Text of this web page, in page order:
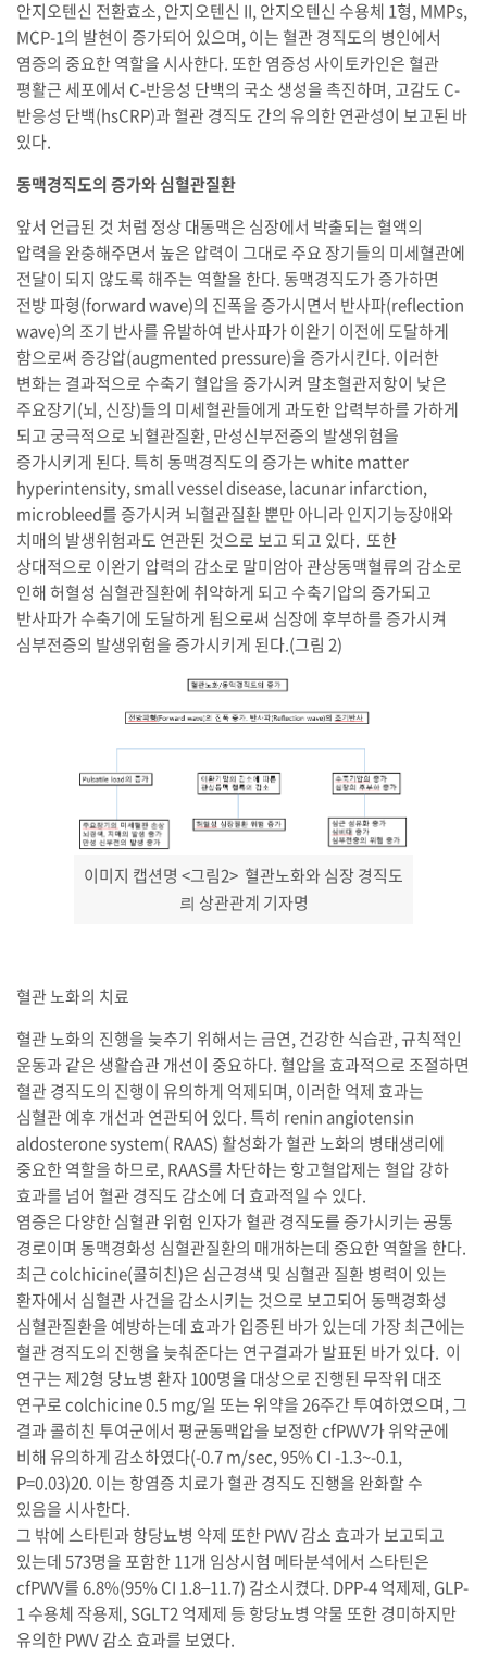
안지오텐신 전환효소, 안지오텐신 II, 안지오텐신 수용체 1형, MMPs,
MCP-1의 발현이 증가되어 있으며, 이는 혈관 경직도의 병인에서
염증의 중요한 역할을 시사한다. 또한 염증성 사이토카인은 혈관
평활근 세포에서 C-반응성 단백의 국소 생성을 촉진하며, 고감도 C-
반응성 단백(hsCRP)과 혈관 경직도 간의 유의한 연관성이 보고된 바
있다.
동맥경직도의 증가와 심혈관질환
앞서 언급된 것 처럼 정상 대동맥은 심장에서 박출되는 혈액의
압력을 완충해주면서 높은 압력이 그대로 주요 장기들의 미세혈관에
전달이 되지 않도록 해주는 역할을 한다. 동맥경직도가 증가하면
전방 파형(forward wave)의 진폭을 증가시면서 반사파(reflection
wave)의 조기 반사를 유발하여 반사파가 이완기 이전에 도달하게
함으로써 증강압(augmented pressure)을 증가시킨다. 이러한
변화는 결과적으로 수축기 혈압을 증가시켜 말초혈관저항이 낮은
주요장기(뇌, 신장)들의 미세혈관들에게 과도한 압력부하를 가하게
되고 궁극적으로 뇌혈관질환, 만성신부전증의 발생위험을
증가시키게 된다. 특히 동맥경직도의 증가는 white matter
hyperintensity, small vessel disease, lacunar infarction,
microbleed를 증가시켜 뇌혈관질환 뿐만 아니라 인지기능장애와
치매의 발생위험과도 연관된 것으로 보고 되고 있다. 또한
상대적으로 이완기 압력의 감소로 말미암아 관상동맥혈류의 감소로
인해 허혈성 심혈관질환에 취약하게 되고 수축기압의 증가되고
반사파가 수축기에 도달하게 됨으로써 심장에 후부하를 증가시켜
심부전증의 발생위험을 증가시키게 된다.(그림 2)
이미지 캡션명 <그림2> 혈관노화와 심장 경직도
릐 상관관계 기자명
혈관 노화의 치료
혈관 노화의 진행을 늦추기 위해서는 금연, 건강한 식습관, 규칙적인
운동과 같은 생활습관 개선이 중요하다. 혈압을 효과적으로 조절하면
혈관 경직도의 진행이 유의하게 억제되며, 이러한 억제 효과는
심혈관 예후 개선과 연관되어 있다. 특히 renin angiotensin
aldosterone system( RAAS) 활성화가 혈관 노화의 병태생리에
중요한 역할을 하므로, RAAS를 차단하는 항고혈압제는 혈압 강하
효과를 넘어 혈관 경직도 감소에 더 효과적일 수 있다.
염증은 다양한 심혈관 위험 인자가 혈관 경직도를 증가시키는 공통
경로이며 동맥경화성 심혈관질환의 매개하는데 중요한 역할을 한다.
최근 colchicine(콜히친)은 심근경색 및 심혈관 질환 병력이 있는
환자에서 심혈관 사건을 감소시키는 것으로 보고되어 동맥경화성
심혈관질환을 예방하는데 효과가 입증된 바가 있는데 가장 최근에는
혈관 경직도의 진행을 늦춰준다는 연구결과가 발표된 바가 있다. 이
연구는 제2형 당뇨병 환자 100명을 대상으로 진행된 무작위 대조
연구로 colchicine 0.5 mg/일 또는 위약을 26주간 투여하였으며, 그
결과 콜히친 투여군에서 평균동맥압을 보정한 cfPWV가 위약군에
비해 유의하게 감소하였다(-0.7 m/sec, 95% CI -1.3~-0.1,
P=0.03)20. 이는 항염증 치료가 혈관 경직도 진행을 완화할 수
있음을 시사한다.
그 밖에 스타틴과 항당뇨병 약제 또한 PWV 감소 효과가 보고되고
있는데 573명을 포함한 11개 임상시험 메타분석에서 스타틴은
cfPWV를 6.8%(95% CI 1.8–11.7) 감소시켰다. DPP-4 억제제, GLP-
1 수용체 작용제, SGLT2 억제제 등 항당뇨병 약물 또한 경미하지만
유의한 PWV 감소 효과를 보였다.